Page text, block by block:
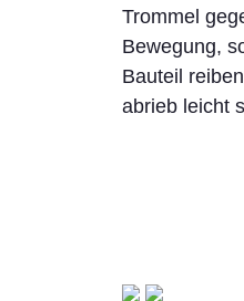
Trommel
Bewegung,
Bauteil
abrieb leicht